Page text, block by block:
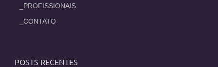
_PROFISSIONAIS
_CONTATO
POSTS RECENTES